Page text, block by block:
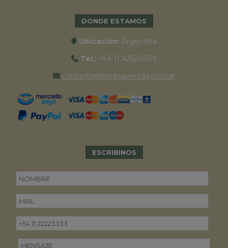
DONDE ESTAMOS
Ubicación: Argentina
Tel.: +54 11 42520309
contacto@floresavenida.com.ar
ESCRIBINOS